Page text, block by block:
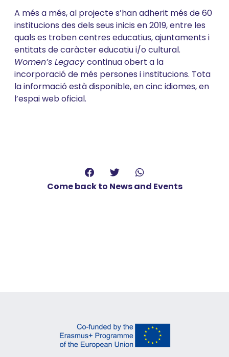
A més a més, al projecte s’han adherit més de 60
institucions des dels seus inicis en 2019, entre les
quals es troben centres educatius, ajuntaments i
entitats de caràcter educatiu i/o cultural.
Women’s Legacycontinua obert a la
incorporació de més persones i institucions. Tota
la informació està disponible, en cinc idiomes, en
l’espai web oficial.
Come back to News and Events